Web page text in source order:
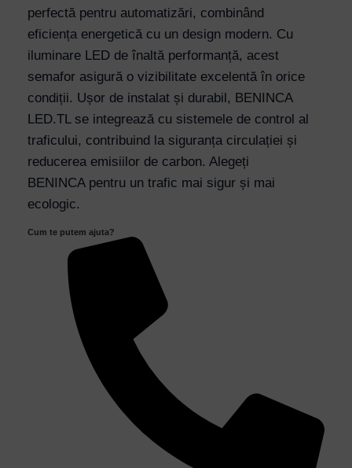
pentru
Automatizări
cu
Iluminare
LED
quantity
perfectă pentru automatizări, combinând
eficiența energetică cu un design modern. Cu
iluminare LED de înaltă performanță, acest
semafor asigură o vizibilitate excelentă în orice
condiții. Ușor de instalat și durabil, BENINCA
LED.TL se integrează cu sistemele de control al
traficului, contribuind la siguranța circulației și
reducerea emisiilor de carbon. Alegeți
BENINCA pentru un trafic mai sigur și mai
ecologic.
Cum te putem ajuta?